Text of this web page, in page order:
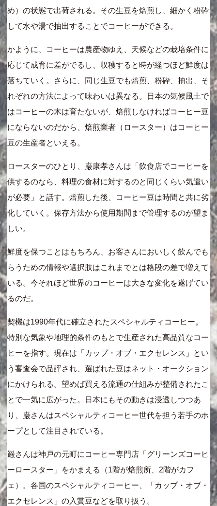
め）の状態で出荷される。その生豆を焙煎し、細かく粉砕
して水や湯で抽出することでコーヒーができる。
かように、コーヒーは農産物ゆえ、天候などの栽培条件に
応じて成育に差がでるし、収穫すると時が経つほど鮮度は
落ちていく。さらに、同じ生豆でも焙煎、粉砕、抽出、そ
れぞれの方法によって味わいは異なる。日本の気候風土で
はコーヒーの木は育たないが、焙煎しなければコーヒー豆
にならないのだから、焙煎業者（ロースター）はコーヒー
豆の生産者といえる。
ロースターのひとり、巌康孝さんは「飲食店でコーヒーを
供するのなら、料理の食材に対するのと同じくらい気遣い
が必要」と話す。焙煎した後、コーヒー豆は時間と共に劣
化していく。保存方法から使用期間まで管理するのが望ま
しい。
鮮度を保つことはもちろん、お客さんにおいしく飲んでも
らうための情報や選択肢はこれまでとは格段の差で増えて
いる。今それほど世界のコーヒーは大きな変化を遂げてい
るのだ。
契機は1990年代に確立されたスペシャルティコーヒー。
特別な気象や地理的条件のもとで生産された高品質なコー
ヒーを指す。現在は「カップ・オブ・エクセレンス」とい
う審査会で品評され、選ばれた豆はネット・オークション
にかけられる。望めば買える流通の仕組みが整備されたこ
とで一気に広がった。日本にもその動きは浸透しつつあ
り、巌さんはスペシャルティコーヒー世代を担う若手のホ
ープとして注目されている。
巌さんは神戸の元町にコーヒー専門店「グリーンズコーヒ
ーロースター」をかまえる（1階が焙煎所、2階がカフ
ェ）。各国のスペシャルティコーヒー、「カップ・オブ・
エクセレンス」の入賞豆などを取り扱う。